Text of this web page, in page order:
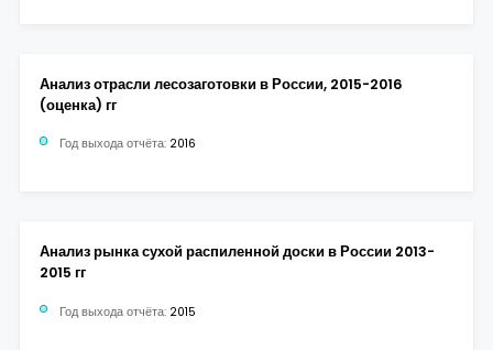
Анализ отрасли лесозаготовки в России, 2015-2016
(оценка) гг
Год выхода отчёта: 2016
Анализ рынка сухой распиленной доски в России 2013-
2015 гг
Год выхода отчёта: 2015